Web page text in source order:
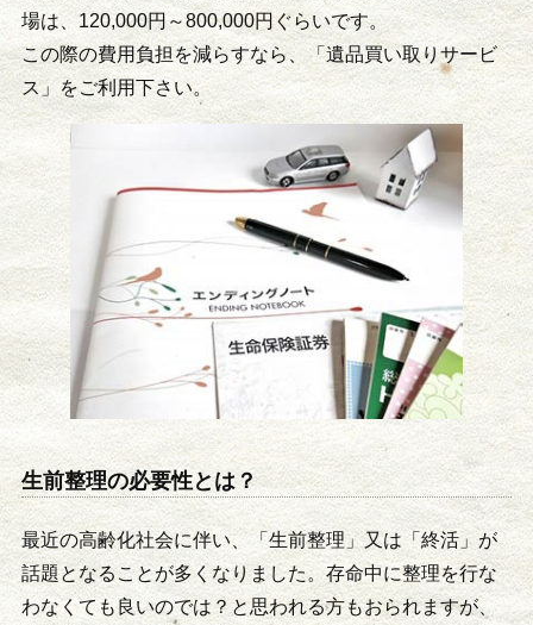
場は、120,000円～800,000円ぐらいです。
この際の費用負担を減らすなら、「遺品買い取りサービ
ス」をご利用下さい。
生前整理の必要性とは？
最近の高齢化社会に伴い、「生前整理」又は「終活」が
話題となることが多くなりました。存命中に整理を行な
わなくても良いのでは？と思われる方もおられますが、